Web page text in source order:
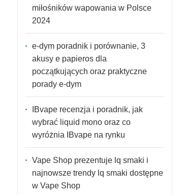
miłośników wapowania w Polsce
2024
e-dym poradnik i porównanie, 3
akusy e papieros dla
początkujących oraz praktyczne
porady e-dym
IBvape recenzja i poradnik, jak
wybrać liquid mono oraz co
wyróżnia IBvape na rynku
Vape Shop prezentuje lq smaki i
najnowsze trendy lq smaki dostępne
w Vape Shop